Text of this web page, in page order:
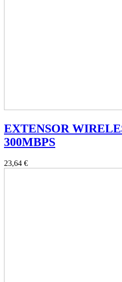
EXTENSOR
300MBPS
23,64 €